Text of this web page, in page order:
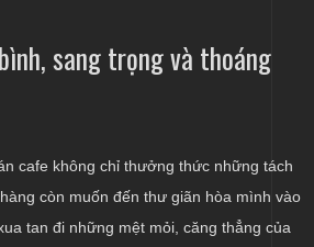
sang trọng và thoáng
cafe không chỉ thưởng thức những tách
còn muốn đến thư giãn hòa mình vào
tan đi những mệt mỏi, căng thẳng của